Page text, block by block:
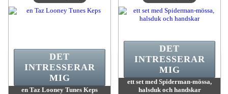
en Taz Looney Tunes Keps
DET
INTRESSERAR
MIG
ett set med Spiderman-mössa,
halsduk och handskar
DET
INTRESSERAR
MIG